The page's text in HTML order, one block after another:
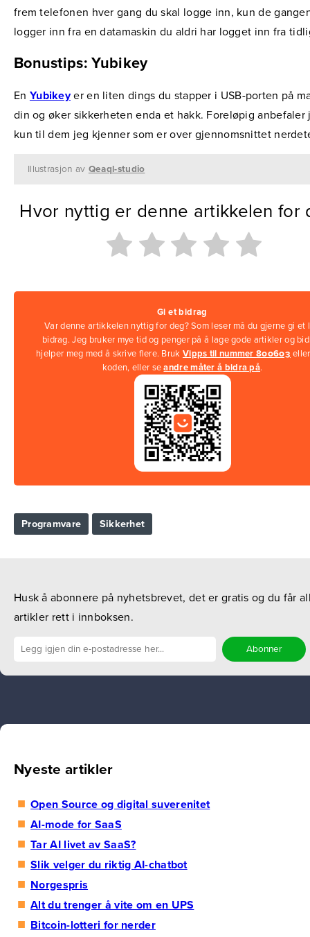
frem telefonen hver gang du skal logge inn, kun de
logger inn fra en datamaskin du aldri har logget inn fra
Bonustips: Yubikey
En Yubikeyer en liten dings du stapper i USB-porten på
din og øker sikkerheten enda et hakk. Foreløpig anbefaler
kun til dem jeg kjenner som er over gjennomsnittet
Illustrasjon av Qeaql-studio
Hvor nyttig er denne artikkelen for
Gi et bidrag
Var denne artikkelen nyttig for deg? Som leser må du gjerne gi et
bidrag. Jeg bruker mye tid og penger på å lage gode artikler og
hjelper meg med å skrive flere. Bruk Vipps til nummer 800603
koden, eller seandre måter å bidra på.
Programvare Sikkerhet
Husk å abonnere på nyhetsbrevet, det er gratis og du får
artikler rett i innboksen.
Nyeste artikler
Open Source og digital suverenitet
AI-mode for SaaS
Tar AI livet av SaaS?
Slik velger du riktig AI-chatbot
Norgespris
Alt du trenger å vite om en UPS
Bitcoin-lotteri for nerder